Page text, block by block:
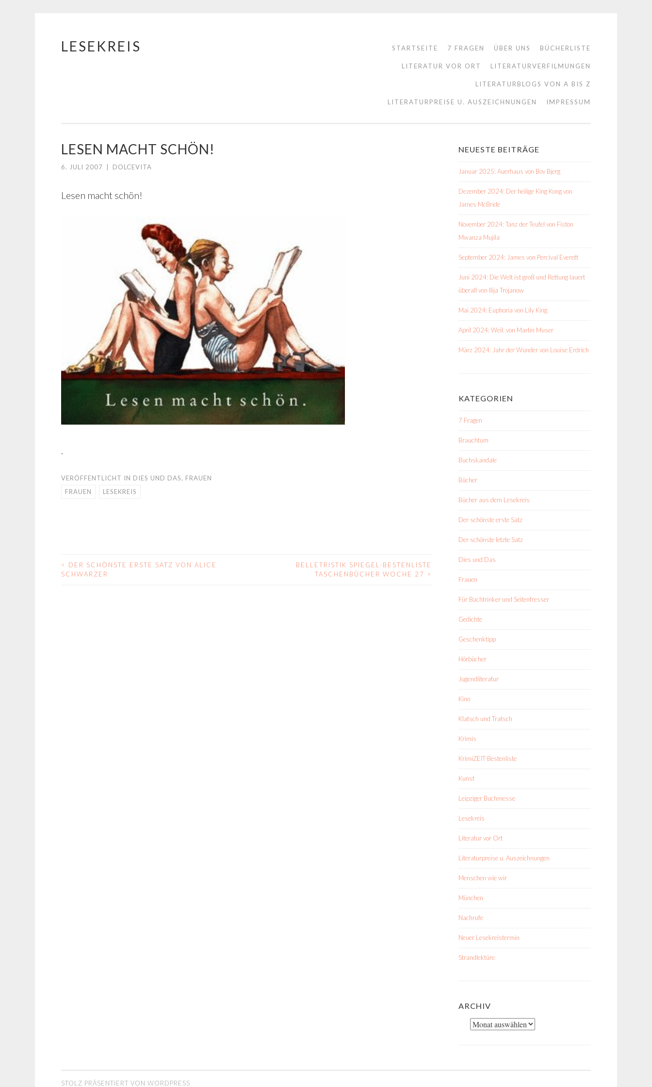
Springe
LESEKREIS STARTSEITE 7 FRAGEN ÜBER UNS BÜCHERLISTE
LITERATUR VOR ORT LITERATURVERFILMUNGEN
LITERATURBLOGS VON A BIS Z
LITERATURPREISE U. AUSZEICHNUNGEN IMPRESSUM
LESEN MACHT SCHÖN!
6. JULI 2007 DOLCEVITA
Lesen macht schön!
.
VERÖFFENTLICHT IN DIES UND DAS, FRAUEN
FRAUEN
LESEKREIS
BEITRAGS-
<
DER SCHÖNSTE ERSTE SATZ VON ALICE
SCHWARZER
BELLETRISTIK SPIEGEL-BESTENLISTE
TASCHENBÜCHER WOCHE 27 >
NEUESTE BEITRÄGE
Januar 2025: Auerhaus von Bov Bjerg
Dezember 2024: Der heilige King Kong von
James McBride
November 2024: Tanz der Teufel von Fiston
Mwanza Mujila
September 2024: James von Percival Everett
Juni 2024: Die Welt ist groß und Rettung lauert
überall von Ilija Trojanow
Mai 2024: Euphoria von Lily King
April 2024: Weil. von Martin Muser
März 2024: Jahr der Wunder von Louise Erdrich
KATEGORIEN
7 Fragen
Brauchtum
Buchskandale
Bücher
Bücher aus dem Lesekreis
Der schönste erste Satz
Der schönste letzte Satz
Dies und Das
Frauen
Für Buchtrinker und Seitenfresser
Gedichte
Geschenktipp
Hörbücher
Jugendliteratur
Kino
Klatsch und Tratsch
Krimis
KrimiZEIT-Bestenliste
Kunst
Leipziger Buchmesse
Lesekreis
Literatur vor Ort
Literaturpreise u. Auszeichnungen
Menschen wie wir
München
Nachrufe
Neuer Lesekreistermin
Strandlektüre
ARCHIV
Archiv
STOLZ PRÄSENTIERT VON WORDPRESS